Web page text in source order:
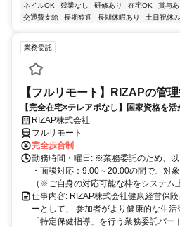
ネイルOK
残業なし 研修あり 在宅OK 賞与あ
交通費支給
長期歓迎 長期休暇あり 土日祝休み
業務委託
【フルリモート】RIZAPの管
【完全在宅×テレアポなし】国家資格を
う一つの安心」を。主婦・Wワーカー活
方以降の数時間だけ」など、生活リズム
す。1件ごとの成果報酬型だから、頑張っ
に。充実のサポート体制で、安心の在宅
RIZAP株式会社
フルリモート
完全歩合制
勤務時間・曜日: ※業務委託のため、以
・面談対応：9:00～20:00の間で、対
（※ご自身の対応可能な枠をシステム
仕事内容: RIZAP株式会社健康経営保
ーとして、 参加者がより健康的な生
「特定保健指導」を行う業務委託パ